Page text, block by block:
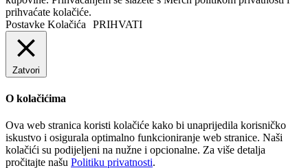
prihvaćate kolačiće.
Postavke Kolačića PRIHVATI
Zatvori
O kolačićima
Ova web stranica koristi kolačiće kako bi unaprijedila korisničko
iskustvo i osigurala optimalno funkcioniranje web stranice. Naši
kolačići su podijeljeni na nužne i opcionalne. Za više detalja
pročitajte našu Politiku privatnosti.